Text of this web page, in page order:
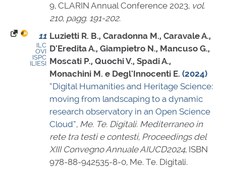
9, CLARIN Annual Conference 2023, vol.
210, pagg. 191-202.
11
ILC
OVI
ISPC
ILIESI
Luzietti R. B., Caradonna M., Caravale A.,
D'Eredita A., Giampietro N., Mancuso G.,
Moscati P., Quochi V., Spadi A.,
Monachini M. e Degl'Innocenti E. (2024)
“Digital Humanities and Heritage Science:
moving from landscaping to a dynamic
research observatory in an Open Science
Cloud”, Me. Te. Digitali. Mediterraneo in
rete tra testi e contesti, Proceedings del
XIII Convegno Annuale AIUCD2024, ISBN
978-88-942535-8-0, Me. Te. Digitali.